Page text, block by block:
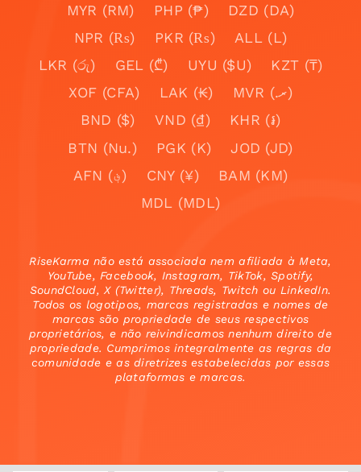
MYR (RM)
PHP (₱)
DZD (DA)
NPR (₨)
PKR (₨)
ALL (L)
LKR (රු)
GEL (₾) UYU ($U)
KZT (₸)
XOF (CFA)
LAK (₭)
MVR (.ރ)
BND ($)
VND (₫)
KHR (៛)
BTN (Nu.)
PGK (K)
JOD (JD)
AFN (؋)
CNY (¥)
BAM (KM)
MDL (MDL)
RiseKarma não está associada nem afiliada à Meta,
YouTube, Facebook, Instagram, TikTok, Spotify,
SoundCloud, X (Twitter), Threads, Twitch ou LinkedIn.
Todos os logotipos, marcas registradas e nomes de
marcas são propriedade de seus respectivos
proprietários, e não reivindicamos nenhum direito de
propriedade. Cumprimos integralmente as regras da
comunidade e as diretrizes estabelecidas por essas
plataformas e marcas.